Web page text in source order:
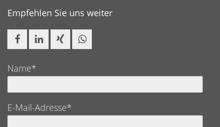
Empfehlen Sie uns weiter
Name*
E-Mail-Adresse*